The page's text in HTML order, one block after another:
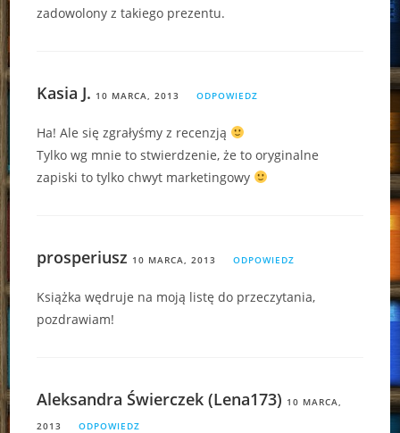
zadowolony z takiego prezentu.
Kasia J. 10 MARCA, 2013 ODPOWIEDZ
Ha! Ale się zgrałyśmy z recenzją
Tylko wg mnie to stwierdzenie, że to oryginalne
zapiski to tylko chwyt marketingowy
prosperiusz 10 MARCA, 2013 ODPOWIEDZ
Książka wędruje na moją listę do przeczytania,
pozdrawiam!
Aleksandra Świerczek (Lena173) 10 MARCA,
2013
ODPOWIEDZ